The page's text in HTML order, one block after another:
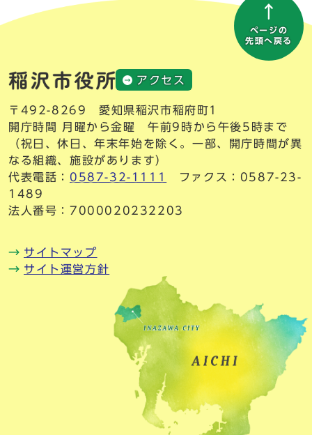
ページの
先頭へ戻る
アクセス
〒492-8269 愛知県稲沢市稲府町1
開庁時間 月曜から金曜 午前9時から午後5時まで
（祝日、休日、年末年始を除く。一部、開庁時間が異
なる組織、施設があります）
代表電話： 0587-32-1111
ファクス：0587-23-
1489
法人番号：7000020232203
サイトマップ
サイト運営方針